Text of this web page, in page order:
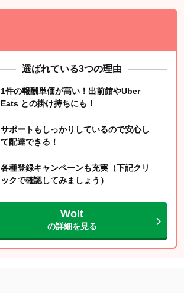
選ばれている3つの理由
1件の報酬単価が高い！出前館やUber
Eats との掛け持ちにも！
サポートもしっかりしているので安心し
て配達できる！
各種登録キャンペーンも充実（下記クリ
ックで確認してみましょう）
Wolt
の詳細を見る